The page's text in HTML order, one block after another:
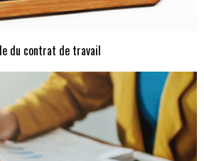
du contrat de travail